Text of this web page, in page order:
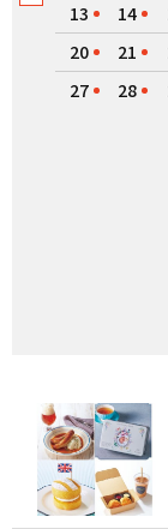
13
14
20
21
27
28